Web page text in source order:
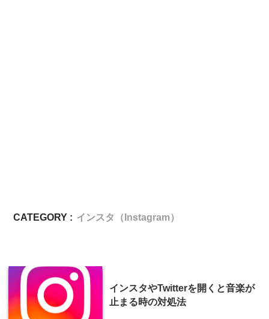
CATEGORY : インスタ（Instagram）
インスタやTwitterを開くと音楽が
止まる時の対処法